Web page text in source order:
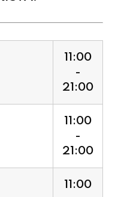
-
21:00
11:00
-
21:00
11:00
-
21:00